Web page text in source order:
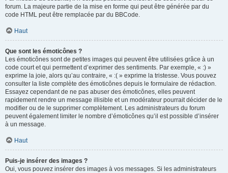
forum. La majeure partie de la mise en forme qui peut être générée par du
code HTML peut être remplacée par du BBCode.
Haut
Que sont les émoticônes ?
Les émoticônes sont de petites images qui peuvent être utilisées grâce à un
code court et qui permettent d’exprimer des sentiments. Par exemple, « :) »
exprime la joie, alors qu’au contraire, « :( » exprime la tristesse. Vous pouvez
consulter la liste complète des émoticônes depuis le formulaire de rédaction.
Essayez cependant de ne pas abuser des émoticônes, elles peuvent
rapidement rendre un message illisible et un modérateur pourrait décider de le
modifier ou de le supprimer complètement. Les administrateurs du forum
peuvent également limiter le nombre d’émoticônes qu’il est possible d’insérer
à un message.
Haut
Puis-je insérer des images ?
Oui, vous pouvez insérer des images à vos messages. Si les administrateurs